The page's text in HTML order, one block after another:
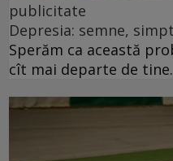
publicitate
Depresia: semne,
Sperăm ca această
cît mai departe de tine.